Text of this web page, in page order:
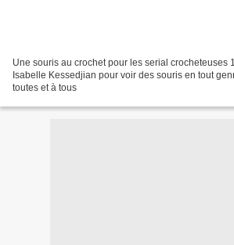
Une souris au crochet pour les serial crocheteuses
Isabelle Kessedjian pour voir des souris en tout
toutes et à tous